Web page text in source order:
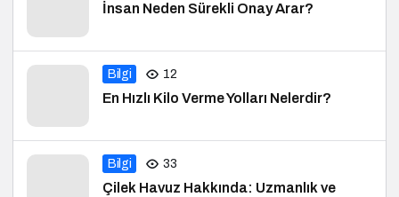
İnsan Neden Sürekli Onay Arar?
Bilgi 12
En Hızlı Kilo Verme Yolları Nelerdir?
Bilgi 33
Çilek Havuz Hakkında: Uzmanlık ve